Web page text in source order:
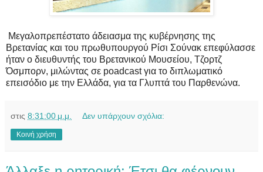
Μεγαλοπρεπέστατο άδειασμα της κυβέρνησης της
Βρετανίας και του πρωθυπουργού Ρίσι Σούνακ επεφύλασσε
ήταν ο διευθυντής του Βρετανικού Μουσείου, Τζορτζ
Όσμπορν, μιλώντας σε poadcast για το διπλωματικό
επεισόδιο με την Ελλάδα, για τα Γλυπτά του Παρθενώνα.
στις 8:31:00 μ.μ. Δεν υπάρχουν σχόλια:
Κοινή χρήση